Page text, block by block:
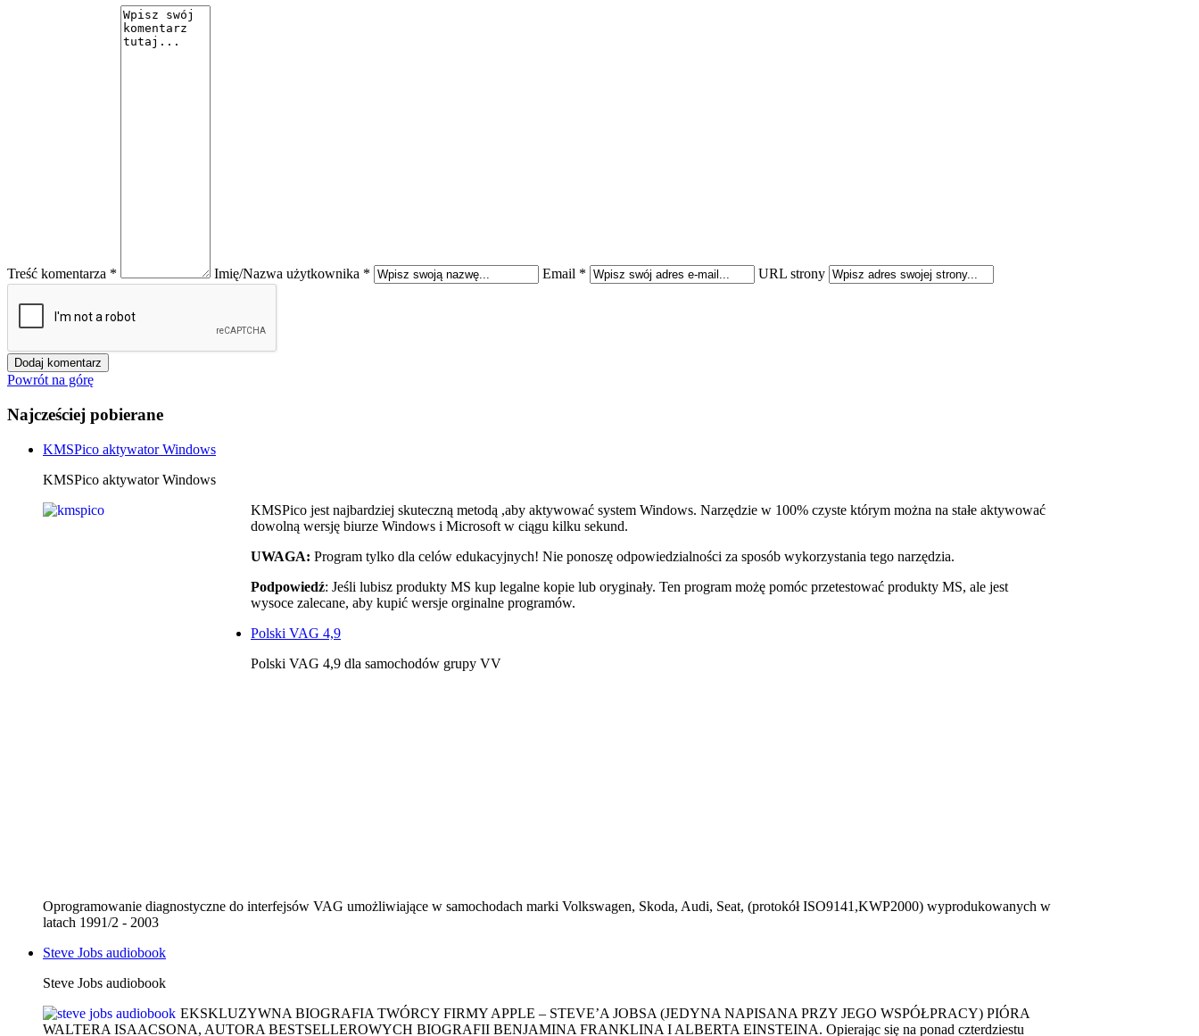
Treść komentarza * Imię/Nazwa użytkownika * Email * URL strony
Powrót na górę
Najcześciej pobierane
KMSPico aktywator Windows
KMSPico aktywator Windows
KMSPico jest najbardziej skuteczną metodą ,aby aktywować system Windows. Narzędzie w 100% czyste którym można na stałe aktywować
dowolną wersję biurze Windows i Microsoft w ciągu kilku sekund.
UWAGA: Program tylko dla celów edukacyjnych! Nie ponoszę odpowiedzialności za sposób wykorzystania tego narzędzia.
Podpowiedź: Jeśli lubisz produkty MS kup legalne kopie lub oryginały. Ten program możę pomóc przetestować produkty MS, ale jest
wysoce zalecane, aby kupić wersje orginalne programów.
Polski VAG 4,9
Polski VAG 4,9 dla samochodów grupy VV
Oprogramowanie diagnostyczne do interfejsów VAG umożliwiające w samochodach marki Volkswagen, Skoda, Audi, Seat, (protokół ISO9141,KWP2000) wyprodukowanych w
latach 1991/2 - 2003
Steve Jobs audiobook
Steve Jobs audiobook
EKSKLUZYWNA BIOGRAFIA TWÓRCY FIRMY APPLE – STEVE’A JOBSA (JEDYNA NAPISANA PRZY JEGO WSPÓŁPRACY) PIÓRA
WALTERA ISAACSONA, AUTORA BESTSELLEROWYCH BIOGRAFII BENJAMINA FRANKLINA I ALBERTA EINSTEINA. Opierając się na ponad czterdziestu